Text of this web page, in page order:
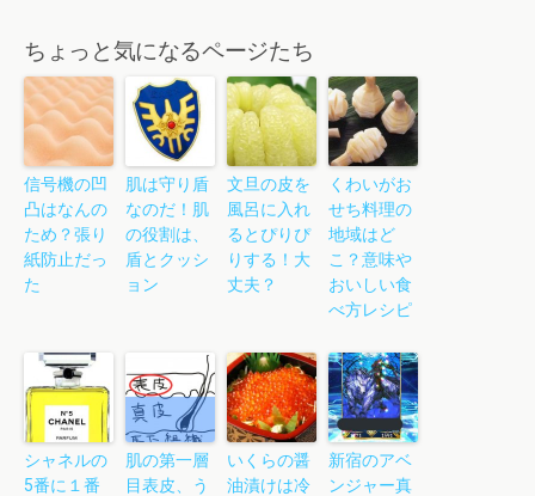
ちょっと気になるページたち
信号機の凹
凸はなんの
ため？張り
紙防止だっ
た
肌は守り盾
なのだ！肌
の役割は、
盾とクッシ
ョン
文旦の皮を
風呂に入れ
るとぴりぴ
りする！大
丈夫？
くわいがお
せち料理の
地域はど
こ？意味や
おいしい食
べ方レシピ
シャネルの
5番に１番
肌の第一層
目表皮、う
いくらの醤
油漬けは冷
新宿のアベ
ンジャー真